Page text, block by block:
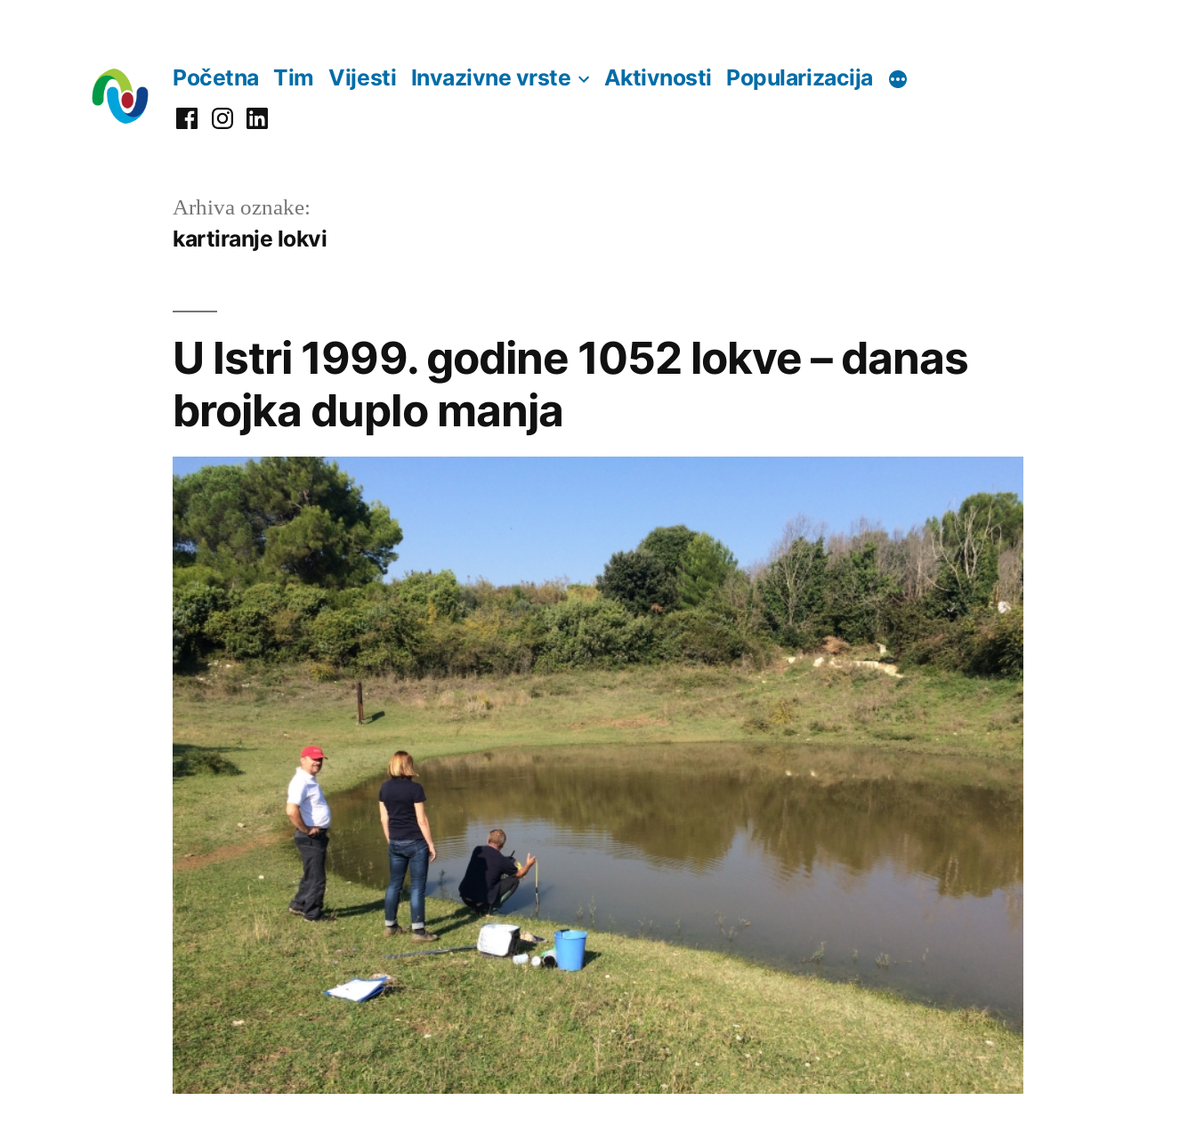
Početna Tim Vijesti Invazivne vrste Aktivnosti Popularizacija
FacebookInstagramLinkedIn
Arhiva oznake:
kartiranje lokvi
U Istri 1999. godine 1052 lokve – danas
brojka duplo manja